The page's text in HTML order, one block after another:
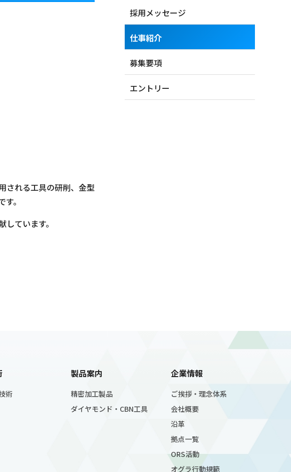
される工具の研削、金型
。
ています。
採用メッセージ
仕事紹介
募集要項
エントリー
術
製品案内
精密加工製品
ダイヤモンド・CBN工具
企業情報
ご挨拶・理念体系
会社概要
沿革
拠点一覧
ORS活動
オグラ行動規範